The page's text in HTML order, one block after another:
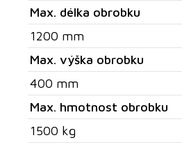
Max. délka obrobku
1200 mm
Max. výška obrobku
400 mm
Max. hmotnost obrobku
1500 kg